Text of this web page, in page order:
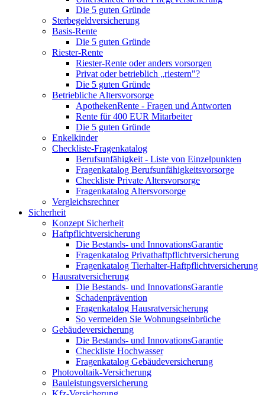
Die 5 guten Gründe
Sterbegeldversicherung
Basis-Rente
Die 5 guten Gründe
Riester-Rente
Riester-Rente oder anders vorsorgen
Privat oder betrieblich „riestern"?
Die 5 guten Gründe
Betriebliche Altersvorsorge
ApothekenRente - Fragen und Antworten
Rente für 400 EUR Mitarbeiter
Die 5 guten Gründe
Enkelkinder
Checkliste-Fragenkatalog
Berufsunfähigkeit - Liste von Einzelpunkten
Fragenkatalog Berufsunfähigkeitsvorsorge
Checkliste Private Altersvorsorge
Fragenkatalog Altersvorsorge
Vergleichsrechner
Sicherheit
Konzept Sicherheit
Haftpflichtversicherung
Die Bestands- und InnovationsGarantie
Fragenkatalog Privathaftpflichtversicherung
Fragenkatalog Tierhalter-Haftpflichtversicherung
Hausratversicherung
Die Bestands- und InnovationsGarantie
Schadenprävention
Fragenkatalog Hausratversicherung
So vermeiden Sie Wohnungseinbrüche
Gebäudeversicherung
Die Bestands- und InnovationsGarantie
Checkliste Hochwasser
Fragenkatalog Gebäudeversicherung
Photovoltaik-Versicherung
Bauleistungsversicherung